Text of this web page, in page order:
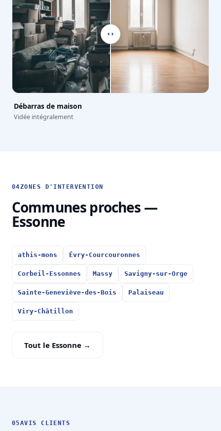
Débarras de maison
Vidée intégralement
04ZONES D'INTERVENTION
Communes proches —
Essonne
athis-mons Évry-Courcouronnes
Corbeil-Essonnes Massy Savigny-sur-Orge
Sainte-Geneviève-des-Bois Palaiseau
Viry-Châtillon
Tout le Essonne →
05AVIS CLIENTS